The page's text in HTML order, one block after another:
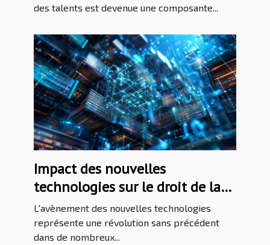
des talents est devenue une composante...
Impact des nouvelles
technologies sur le droit de la
propriété intellectuelle
L'avènement des nouvelles technologies
représente une révolution sans précédent
dans de nombreux...